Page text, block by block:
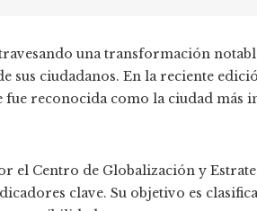
una transformación
sus ciudadanos. En la reciente
reconocida como la ciudad más
el Centro de Globalización y
clave. Su objetivo es